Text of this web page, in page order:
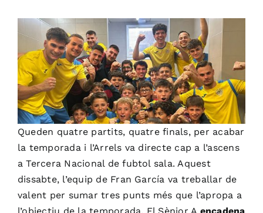
Queden quatre partits, quatre finals, per acabar
la temporada i l’Arrels va directe cap a l’ascens
a Tercera Nacional de fubtol sala. Aquest
dissabte, l’equip de Fran García va treballar de
valent per sumar tres punts més que l’apropa a